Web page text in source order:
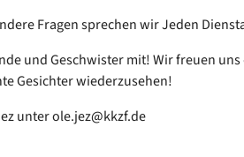
Fragen sprechen wir Jeden
und Geschwister mit! Wir freuen
Gesichter wiederzusehen!
unter ole.jez@kkzf.de